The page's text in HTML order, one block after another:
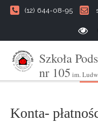
(12) 644-08-95
Szkoła
nr 105 im.
Konta-